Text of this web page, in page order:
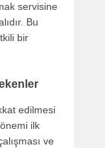
servisine
Bu
bir
edilmesi
ilk
ve